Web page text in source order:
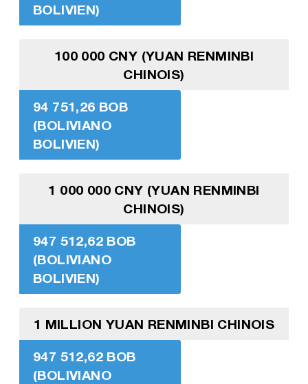
BOLIVIEN)
100 000 CNY (YUAN RENMINBI
CHINOIS)
94 751,26 BOB
(BOLIVIANO
BOLIVIEN)
1 000 000 CNY (YUAN RENMINBI
CHINOIS)
947 512,62 BOB
(BOLIVIANO
BOLIVIEN)
1 MILLION YUAN RENMINBI CHINOIS
947 512,62 BOB
(BOLIVIANO